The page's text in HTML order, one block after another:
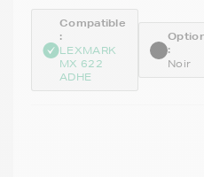
Compatible
:
LEXMARK
MX 622
ADHE
:
Noir